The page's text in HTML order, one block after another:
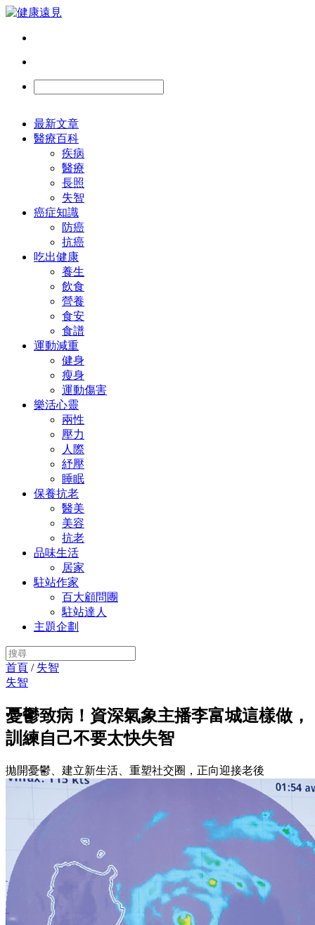
最新文章
醫療百科
疾病
醫療
長照
失智
癌症知識
防癌
抗癌
吃出健康
養生
飲食
營養
食安
食譜
運動減重
健身
瘦身
運動傷害
樂活心靈
兩性
壓力
人際
紓壓
睡眠
保養抗老
醫美
美容
抗老
品味生活
居家
駐站作家
百大顧問團
駐站達人
主題企劃
首頁 / 失智
失智
憂鬱致病！資深氣象主播李富城這樣做，
訓練自己不要太快失智
拋開憂鬱、建立新生活、重塑社交圈，正向迎接老後